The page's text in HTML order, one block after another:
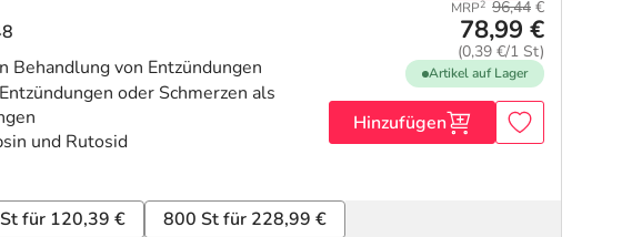
Behandlung von Entzündungen
oder Schmerzen als
und Rutosid
MRP2 96,44 €
78,99 €
(0,39 €/1 St)
Artikel auf Lager
Hinzufügen
für 120,39 € 800 St für 228,99 €